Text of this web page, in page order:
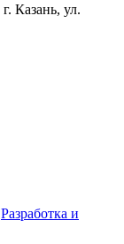
г. Казань, ул.
Разработка и